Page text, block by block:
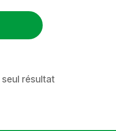
seul résultat